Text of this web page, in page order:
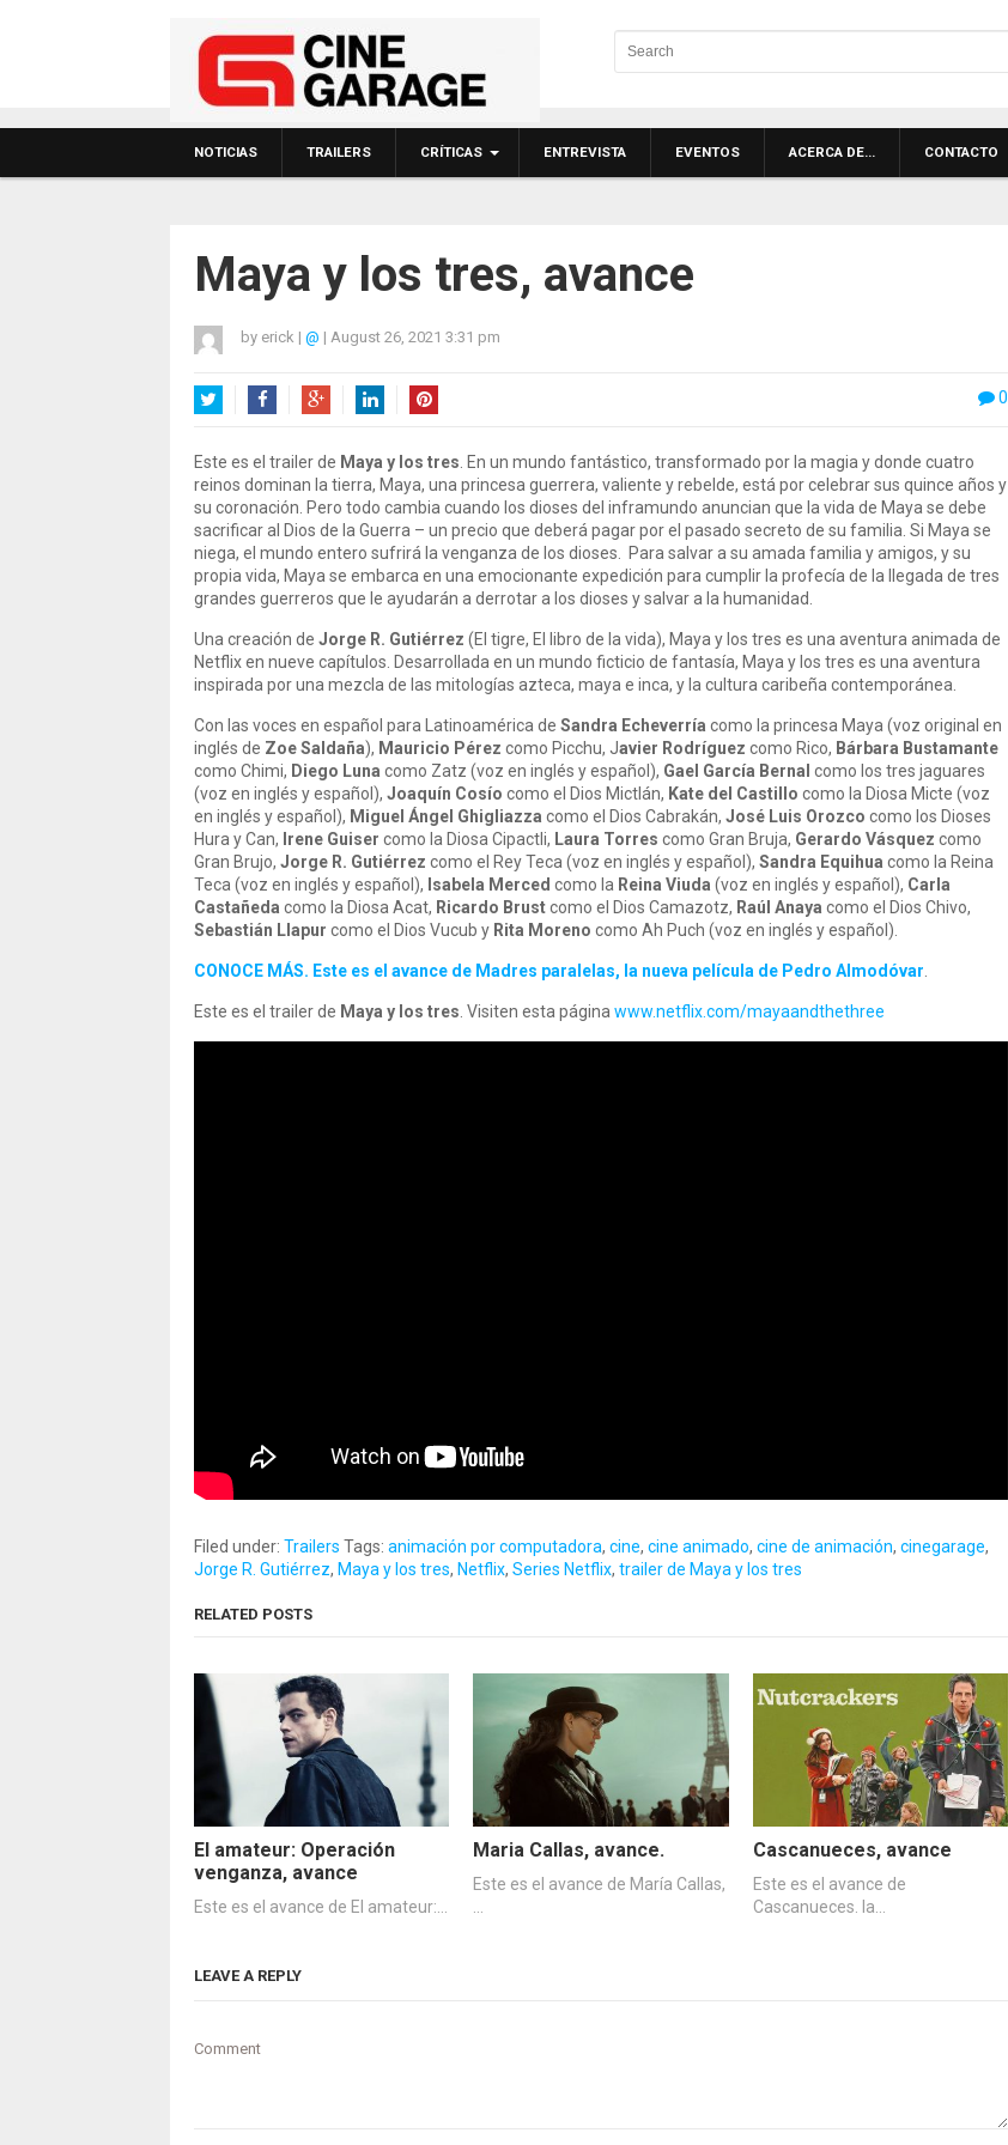
NOTICIAS TRAILERS CRÍTICAS ENTREVISTA EVENTOS ACERCA DE… CONTACTO
Maya y los tres, avance
by erick | @ | August 26, 2021 3:31 pm
0
Este es el trailer de Maya y los tres . En un mundo fantástico, transformado por la magia y donde cuatro
reinos dominan la tierra, Maya, una princesa guerrera, valiente y rebelde, está por celebrar sus quince años y
su coronación. Pero todo cambia cuando los dioses del inframundo anuncian que la vida de Maya se debe
sacrificar al Dios de la Guerra – un precio que deberá pagar por el pasado secreto de su familia. Si Maya se
niega, el mundo entero sufrirá la venganza de los dioses. Para salvar a su amada familia y amigos, y su
propia vida, Maya se embarca en una emocionante expedición para cumplir la profecía de la llegada de tres
grandes guerreros que le ayudarán a derrotar a los dioses y salvar a la humanidad.
Una creación de Jorge R. Gutiérrez (El tigre, El libro de la vida), Maya y los tres es una aventura animada de
Netflix en nueve capítulos. Desarrollada en un mundo ficticio de fantasía, Maya y los tres es una aventura
inspirada por una mezcla de las mitologías azteca, maya e inca, y la cultura caribeña contemporánea.
Con las voces en español para Latinoamérica de Sandra Echeverría como la princesa Maya (voz original en
inglés de Zoe Saldaña), Mauricio Pérez como Picchu, Javier Rodríguez como Rico, Bárbara Bustamante
como Chimi, Diego Luna como Zatz (voz en inglés y español), Gael García Bernal como los tres jaguares
(voz en inglés y español), Joaquín Cosío como el Dios Mictlán, Kate del Castillo como la Diosa Micte (voz
en inglés y español), Miguel Ángel Ghigliazza como el Dios Cabrakán, José Luis Orozco como los Dioses
Hura y Can, Irene Guiser como la Diosa Cipactli, Laura Torres como Gran Bruja, Gerardo Vásquez como
Gran Brujo, Jorge R. Gutiérrez como el Rey Teca (voz en inglés y español), Sandra Equihua como la Reina
Teca (voz en inglés y español), Isabela Merced como la Reina Viuda (voz en inglés y español), Carla
Castañeda como la Diosa Acat, Ricardo Brustcomo el Dios Camazotz, Raúl Anaya como el Dios Chivo,
Sebastián Llapur como el Dios Vucub y Rita Moreno como Ah Puch (voz en inglés y español).
CONOCE MÁS. Este es el avance de Madres paralelas, la nueva película de Pedro Almodóvar
Este es el trailer de Maya y los tres . Visiten esta página www.netflix.com/mayaandthethree
Filed under: Trailers Tags: animación por computadora, cine, cine animado, cine de animación, cinegarage,
Jorge R. Gutiérrez, Maya y los tres, Netflix, Series Netflix, trailer de Maya y los tres
RELATED POSTS
El amateur: Operación
venganza, avance
Este es el avance de El amateur:…
Maria Callas, avance.
Este es el avance de María Callas,
Cascanueces, avance
Este es el avance de
Cascanueces. la…
LEAVE A REPLY
Comment